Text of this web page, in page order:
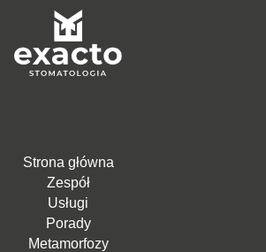
Strona główna
Zespół
Usługi
Porady
Metamorfozy